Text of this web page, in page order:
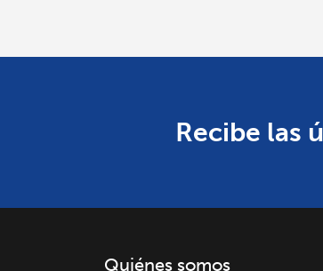
Recibe las
Quiénes somos